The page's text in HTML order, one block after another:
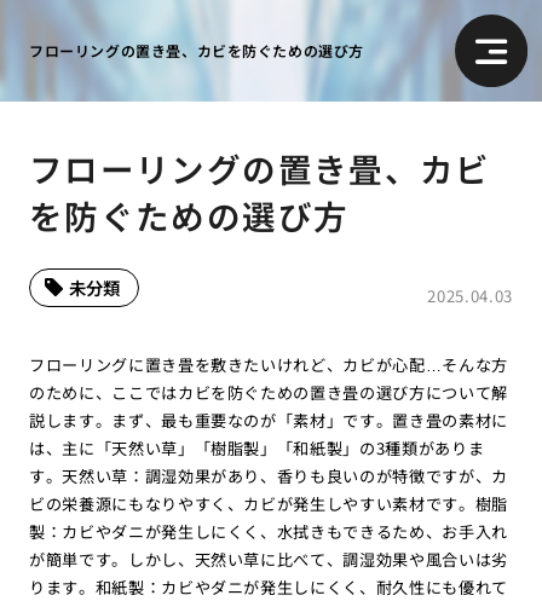
フローリングの置き畳、カビを防ぐための選び方
フローリングの置き畳、カビ
を防ぐための選び方
2025.04.03
未分類
フローリングに置き畳を敷きたいけれど、カビが心配…そんな方
のために、ここではカビを防ぐための置き畳の選び方について解
説します。まず、最も重要なのが「素材」です。置き畳の素材に
は、主に「天然い草」「樹脂製」「和紙製」の3種類がありま
す。天然い草：調湿効果があり、香りも良いのが特徴ですが、カ
ビの栄養源にもなりやすく、カビが発生しやすい素材です。樹脂
製：カビやダニが発生しにくく、水拭きもできるため、お手入れ
が簡単です。しかし、天然い草に比べて、調湿効果や風合いは劣
ります。和紙製：カビやダニが発生しにくく、耐久性にも優れて